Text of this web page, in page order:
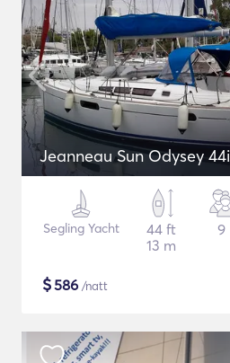
Jeanneau Sun Odysey 44i
Segling Yacht
44 ft
13 m
9
$586 /natt